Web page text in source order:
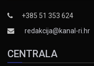
+385 51 353 624
redakcija@kanal-ri.hr
CENTRALA